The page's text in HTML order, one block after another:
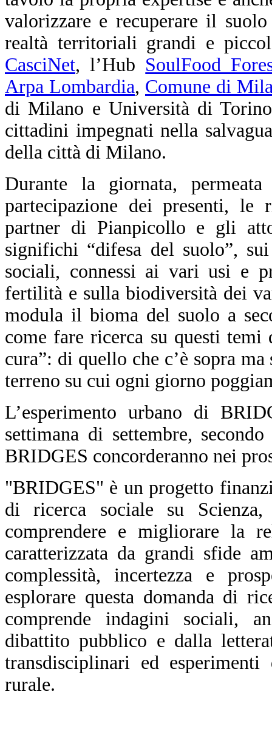
valorizzare e recuperare il
realtà territoriali grandi e
CasciNet, l’Hub SoulFood
Arpa Lombardia, Comune di
di Milano e Università di
cittadini impegnati nella
della città di Milano.
Durante la giornata,
partecipazione dei presenti,
partner di Pianpicollo e gli
significhi “difesa del suolo”,
sociali, connessi ai vari usi e
fertilità e sulla biodiversità dei
modula il bioma del suolo a
come fare ricerca su questi temi
cura”: di quello che c’è sopra
terreno su cui ogni giorno
L’esperimento urbano di
settimana di settembre,
BRIDGES concorderanno nei
"BRIDGES" è un progetto
di ricerca sociale su
comprendere e migliorare la
caratterizzata da grandi sfide
complessità, incertezza e
esplorare questa domanda di
comprende indagini sociali,
dibattito pubblico e dalla
transdisciplinari ed
rurale.